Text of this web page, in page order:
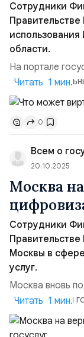
Сотрудники
использования
области.
На портале
новый
консультаций и
с землей и
направлениях:
консультация по
Читать 1 мин.
0
20.10.2025
Москва
Сотрудники
Москвы в
услуг.
Москва вновь
цифровизации
позицию в
России (ИЦЭР),
Читать 1 мин.